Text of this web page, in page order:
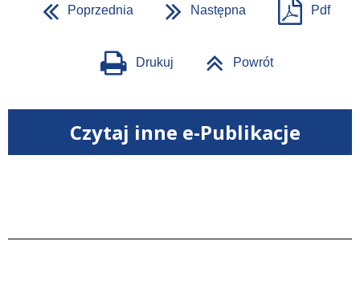
Poprzednia Następna Pdf
Drukuj Powrót
Czytaj inne e-Publikacje